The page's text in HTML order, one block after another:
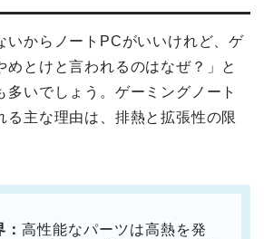
いからノートPCがいいけれど、ゲ
めとけと言われるのはなぜ？」と
多いでしょう。ゲーミングノート
る主な理由は、排熱と拡張性の限
高性能なパーツは高熱を発